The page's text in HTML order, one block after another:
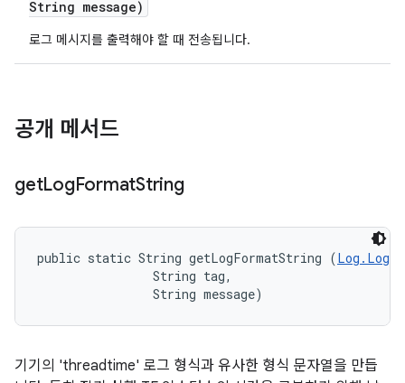
String message)
로그 메시지를 출력해야 할 때 전송됩니다.
공개 메서드
getLogFormatString
public static String getLogFormatString (
                String tag,
                String message)
기기의 'threadtime' 로그 형식과 유사한 형식 문자열을 만듭